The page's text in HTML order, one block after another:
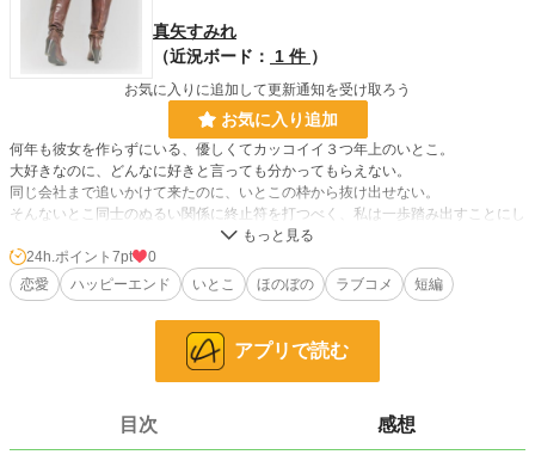
真矢すみれ
（近況ボード：
1 件 ）
お気に入りに追加して更新通知を受け取ろう
お気に入り追加
何年も彼女を作らずにいる、優しくてカッコイイ３つ年上のいとこ。
大好きなのに、どんなに好きと言っても分かってもらえない。
同じ会社まで追いかけて来たのに、いとこの枠から抜け出せない。
そんないとこ同士のぬるい関係に終止符を打つべく、私は一歩踏み出すことにし
※「最初の一歩はこちらから ～似たもの同士のささやかな恋の始まり～」とい
うタイトルでベリーズカフェ、小説家になろうにも掲載中。中身は同じです。
37,189 位 / 228,631 件
24h.ポイント 7pt
0
恋愛
ハッピーエンド いとこ ほのぼの ラブコメ 短編
アプリで読む
目次 感想